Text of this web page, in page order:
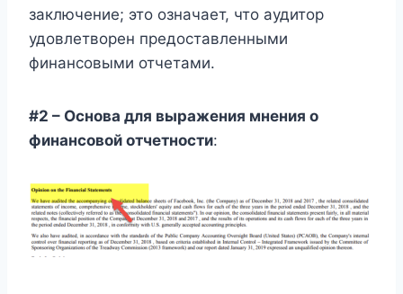
заключение; это означает, что аудитор
удовлетворен предоставленными
финансовыми отчетами.
#2 – Основа для выражения мнения о
финансовой отчетности: